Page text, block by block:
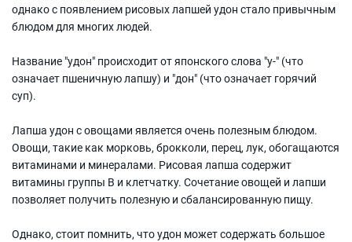
однако с появлением рисовых лапшей удон стало привычным
блюдом для многих людей.
Название "удон" происходит от японского слова "у-" (что
означает пшеничную лапшу) и "дон" (что означает горячий
суп).
Лапша удон с овощами является очень полезным блюдом.
Овощи, такие как морковь, брокколи, перец, лук, обогащаются
витаминами и минералами. Рисовая лапша содержит
витамины группы В и клетчатку. Сочетание овощей и лапши
позволяет получить полезную и сбалансированную пищу.
Однако, стоит помнить, что удон может содержать большое